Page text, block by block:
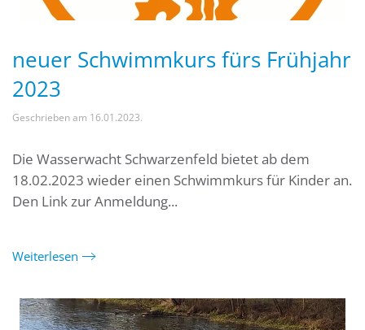
neuer Schwimmkurs fürs Frühjahr
2023
Geschrieben am 16.01.2023.
Die Wasserwacht Schwarzenfeld bietet ab dem
18.02.2023 wieder einen Schwimmkurs für Kinder an.
Den Link zur Anmeldung...
Weiterlesen